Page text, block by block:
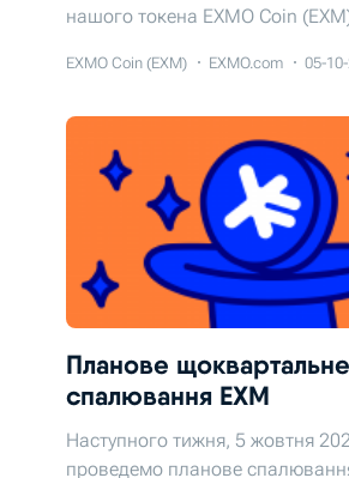
нашого токена EXMO Coin
EXMO Coin (EXM) EXMO.com 05-
Планове щоквартальне
спалювання EXM
Наступного тижня, 5 жовтня
проведемо планове